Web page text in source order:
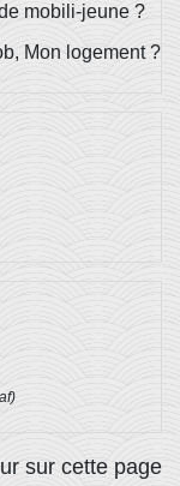
mobili-jeune ?
Mon logement ?
sur cette page